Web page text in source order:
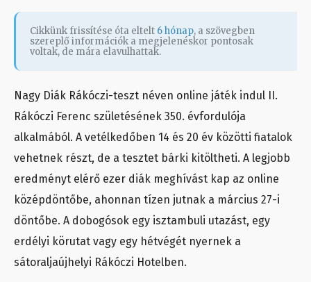
Cikkünk frissítése óta eltelt 6 hónap, a szövegben
szereplő információk a megjelenéskor pontosak
voltak, de mára elavulhattak.
Nagy Diák Rákóczi-teszt néven online játék indul II.
Rákóczi Ferenc születésének 350. évfordulója
alkalmából. A vetélkedőben 14 és 20 év közötti fiatalok
vehetnek részt, de a tesztet bárki kitöltheti. A legjobb
eredményt elérő ezer diák meghívást kap az online
középdöntőbe, ahonnan tízen jutnak a március 27-i
döntőbe. A dobogósok egy isztambuli utazást, egy
erdélyi körutat vagy egy hétvégét nyernek a
sátoraljaújhelyi Rákóczi Hotelben.